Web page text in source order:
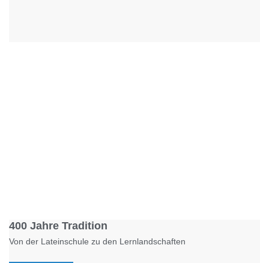
400 Jahre Tradition
Von der Lateinschule zu den Lernlandschaften